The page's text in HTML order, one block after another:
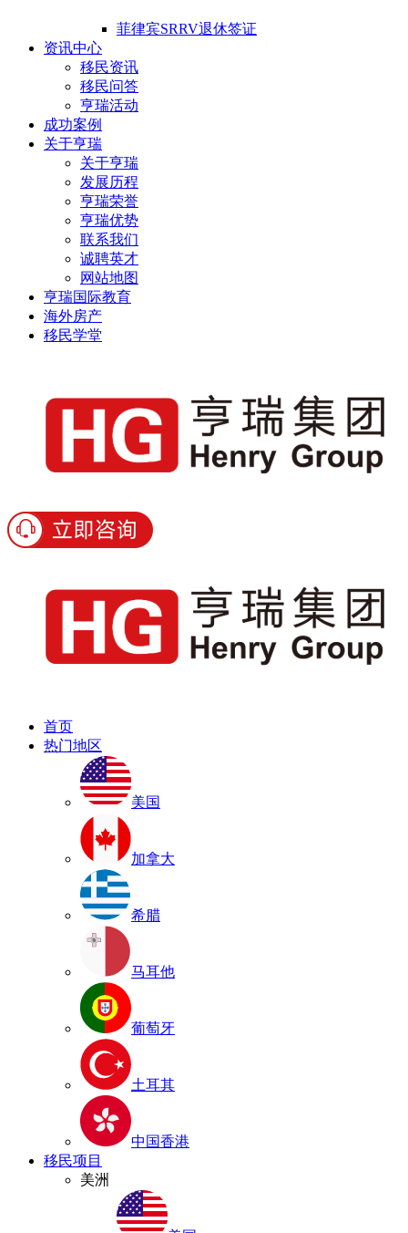
菲律宾SRRV退休签证
资讯中心
移民资讯
移民问答
亨瑞活动
成功案例
关于亨瑞
关于亨瑞
发展历程
亨瑞荣誉
亨瑞优势
联系我们
诚聘英才
网站地图
亨瑞国际教育
海外房产
移民学堂
首页
热门地区
美国
加拿大
希腊
马耳他
葡萄牙
土耳其
中国香港
移民项目
美洲